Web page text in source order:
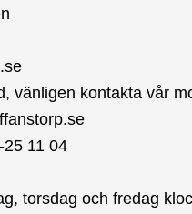
vänligen kontakta vår
25 11 04
torsdag och fredag